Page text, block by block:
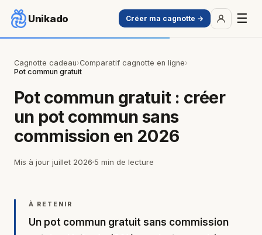
Unikado Créer ma cagnotte → ☰
Cagnotte cadeau›Comparatif cagnotte en ligne›
Pot commun gratuit
Pot commun gratuit: créer
un pot commun sans
commission en 2026
Mis à jour juillet 2026 5 min de lecture
À RETENIR
Un pot commun gratuit sans commission